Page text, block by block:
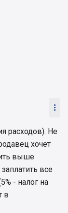

расходов). Не
хочет
выше
все
- налог на
в